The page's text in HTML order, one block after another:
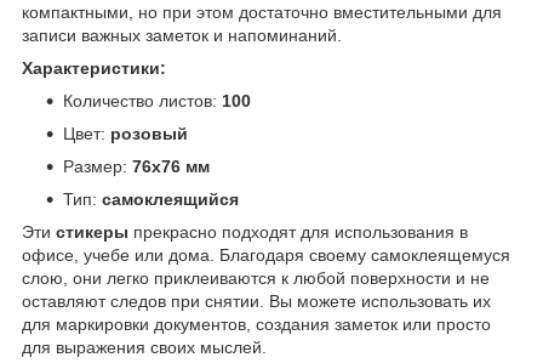
компактными, но при этом достаточно вместительными для
записи важных заметок и напоминаний.
Характеристики:
Количество листов: 100
Цвет: розовый
Размер: 76х76 мм
Тип: самоклеящийся
Эти стикеры прекрасно подходят для использования в
офисе, учебе или дома. Благодаря своему самоклеящемуся
слою, они легко приклеиваются к любой поверхности и не
оставляют следов при снятии. Вы можете использовать их
для маркировки документов, создания заметок или просто
для выражения своих мыслей.